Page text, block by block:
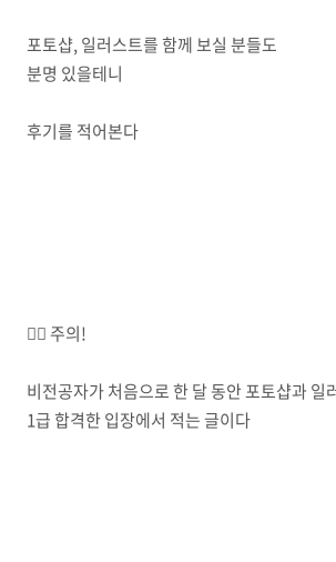
포토샵, 일러스트를 함께 보실 분들도
분명 있을테니
후기를 적어본다
💁‍♀️ 주의!
비전공자가 처음으로 한 달 동안 포토샵과 일
1급 합격한 입장에서 적는 글이다